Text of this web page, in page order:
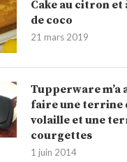
Cake au citron et
de coco
21 mars 2019
Tupperware m’a
faire une terrine
volaille et une
courgettes
1 juin 2014